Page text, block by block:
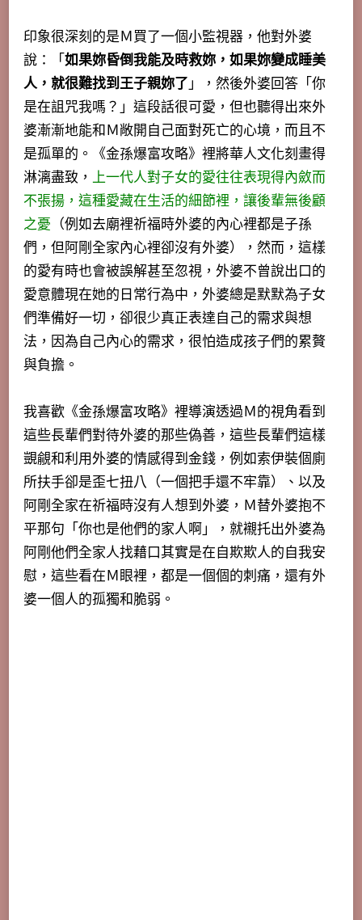
印象很深刻的是Ｍ買了一個小監視器，他對外婆
說：「如果妳昏倒我能及時救妳，如果妳變成睡美
人，就很難找到王子親妳了」，然後外婆回答「你
是在詛咒我嗎？」這段話很可愛，但也聽得出來外
婆漸漸地能和Ｍ敞開自己面對死亡的心境，而且不
是孤單的。《金孫爆富攻略》裡將華人文化刻畫得
淋漓盡致， 上一代人對子女的愛往往表現得內斂而
不張揚，這種愛藏在生活的細節裡，讓後輩無後顧
之憂 （例如去廟裡祈福時外婆的內心裡都是子孫
們，但阿剛全家內心裡卻沒有外婆），然而，這樣
的愛有時也會被誤解甚至忽視，外婆不曾說出口的
愛意體現在她的日常行為中， 外婆總是默默為子女
們準備好一切，卻很少真正表達自己的需求與想
法 ，因為自己內心的需求，很怕造成孩子們的累贅
與負擔。
我喜歡《金孫爆富攻略》裡導演透過Ｍ的視角看到
這些長輩們對待外婆的那些偽善，這些長輩們這樣
覬覦和利用外婆的情感得到金錢，例如索伊裝個廁
所扶手卻是歪七扭八（一個把手還不牢靠）、以及
阿剛全家在祈福時沒有人想到外婆，Ｍ替外婆抱不
平那句「你也是他們的家人啊」，就襯托出外婆為
阿剛他們全家人找藉口其實是在自欺欺人的自我安
慰，這些看在Ｍ眼裡，都是一個個的刺痛，還有外
婆一個人的孤獨和脆弱。